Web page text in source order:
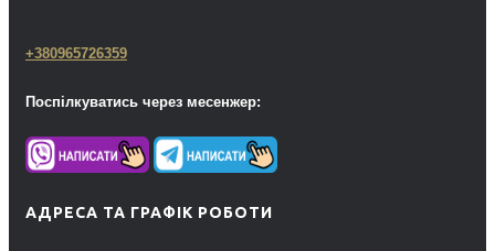
+380965726359
Поспілкуватись через месенжер:
АДРЕСА ТА ГРАФІК РОБОТИ